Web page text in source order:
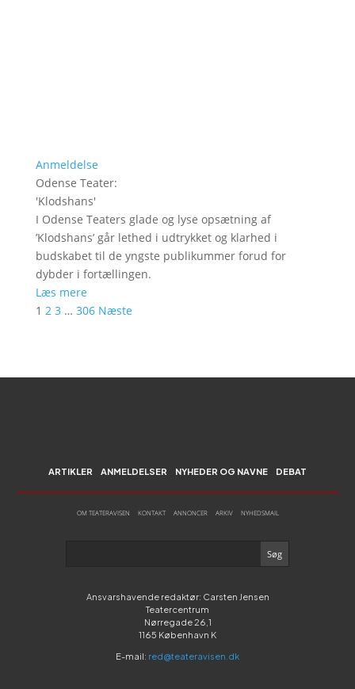
Anmeldelse
Odense Teater:
'Klodshans'
I Odense Teaters glade og lyse opsætning af
’Klodshans’ går lethed i udtrykket og klarhed i
budskabet til de yngste publikummer forud for
dybder i fortællingen.
Læs mere
1 2 3 … 306 Næste
ARTIKLER ANMELDELSER NYHEDER OG NAVNE DEBAT
OM TEATERAVISEN KONTAKT ANNONCER ARKIV NYHEDSMAIL
Ansvarshavende redaktør: Carsten Jensen
Teatercentrum
Nørregade 26,1
1165 København K
E-mail: red@teateravisen.dk